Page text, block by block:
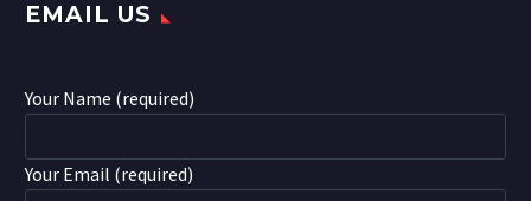
EMAIL US
Your Name (required)
Your Email (required)